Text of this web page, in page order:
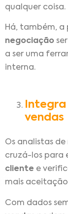
qualquer coisa.
Há, também, a
negociação
a ser uma
interna.
vendas
Os analistas
cruzá-los para
cliente e
mais
Com dados